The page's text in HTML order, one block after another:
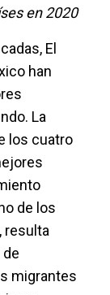
en 2020
El
han
La
los cuatro
de los
resulta
migrantes